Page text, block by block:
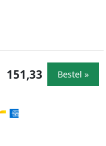
151,33 Bestel »